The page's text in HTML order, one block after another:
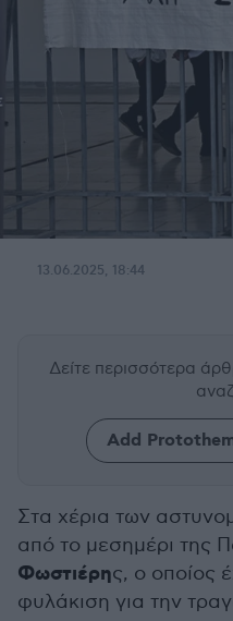
13.06.2025, 18:44
Δείτε περισσότερα
Add
Στα χέρια των
από το μεσημέρι της
Φωστιέρης, ο οποίος
φυλάκιση για την